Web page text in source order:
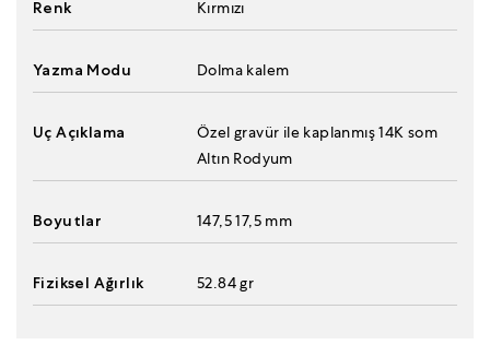
Renk Kırmızı
Yazma Modu Dolma kalem
Uç Açıklama
Özel gravür ile kaplanmış 14K som
Altın Rodyum
Boyutlar 147,5 17,5 mm
Fiziksel Ağırlık 52.84 gr